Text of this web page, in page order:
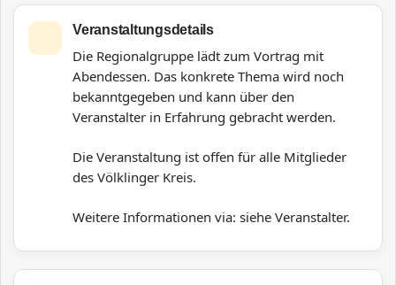
Veranstaltungsdetails
Die Regionalgruppe lädt zum Vortrag mit
Abendessen. Das konkrete Thema wird noch
bekanntgegeben und kann über den
Veranstalter in Erfahrung gebracht werden.
Die Veranstaltung ist offen für alle Mitglieder
des Völklinger Kreis.
Weitere Informationen via: siehe Veranstalter.